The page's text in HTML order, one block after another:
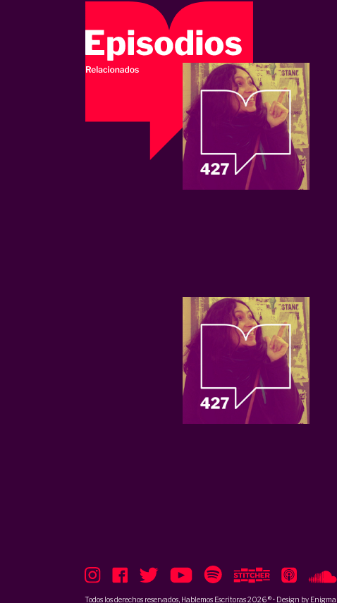
Todos los derechos reservados, Hablemos Escritoras 2026 ® • Design by Enigma